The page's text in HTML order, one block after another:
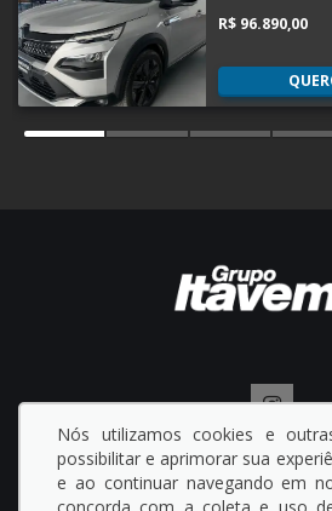
R$ 96.890,00
© Copyright 2023 - Grupo Itavema - Todos os direitos
Nós utilizamos cookies e
possibilitar e aprimorar sua
e ao continuar navegando em